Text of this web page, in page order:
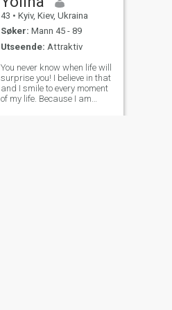
og åpen, jeg har mange
venner (og vi kan også bli
gode venner!) men samtidig
im rett, vet hvor er en grense
og ikke tillater å manipulere
43 • Kyiv, Kiev, Ukraina
Søker: Mann 45 - 89
Utseende: Attraktiv
You never know when life will
surprise you! I believe in that
and I smile to every moment
of my life. Because I am